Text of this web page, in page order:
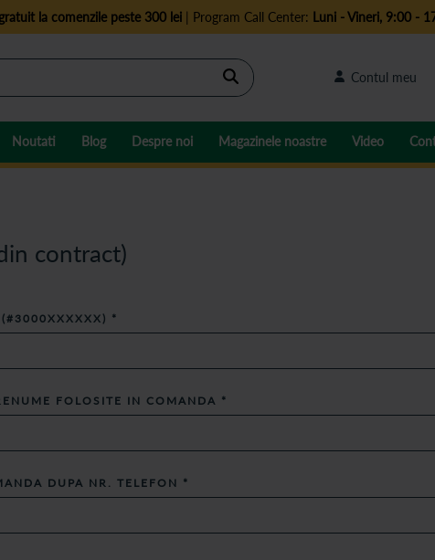
la comenzile peste 300 lei| Program Call Center: Luni - Vineri, 9:00 -
Cautare Contul meu
Noutati Blog Despre noi Magazinele noastre Video
contract)
*
FOLOSITE IN COMANDA *
DUPA NR. TELEFON *